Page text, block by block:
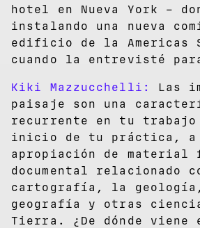
hotel en Nueva York –
instalando una nueva
edificio de la Americas
cuando la entrevisté
Kiki Mazzucchelli:
Las
paisaje son una
recurrente en tu trabajo
inicio de tu práctica, a
apropiación de material
documental relacionado
cartografía, la
geografía y otras
Tierra. ¿De dónde viene